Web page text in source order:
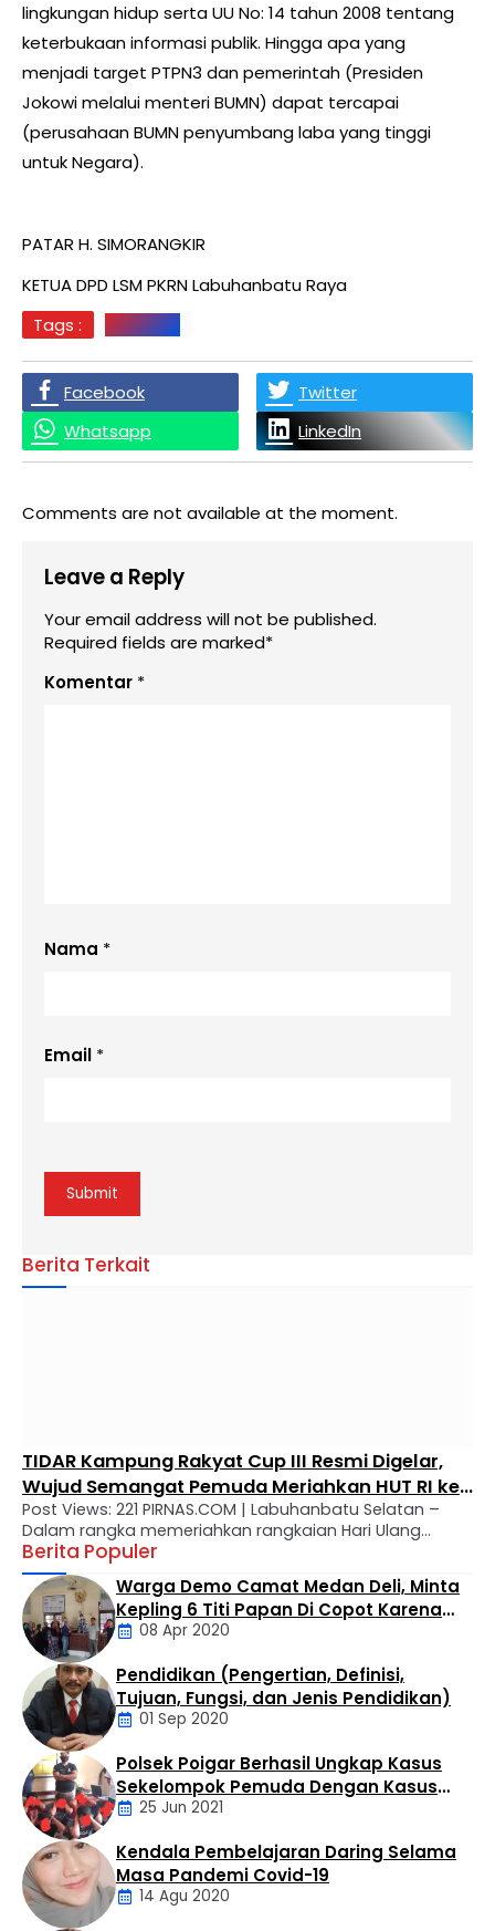
lingkungan hidup serta UU No: 14 tahun 2008 tentang
keterbukaan informasi publik. Hingga apa yang
menjadi target PTPN3 dan pemerintah (Presiden
Jokowi melalui menteri BUMN) dapat tercapai
(perusahaan BUMN penyumbang laba yang tinggi
untuk Negara).
PATAR H. SIMORANGKIR
KETUA DPD LSM PKRN Labuhanbatu Raya
Tags :
LSM PKRN
Facebook
Twitter
Whatsapp
LinkedIn
Comments are not available at the moment.
Leave a Reply
Your email address will not be published.
Required fields are marked*
Komentar *
Nama *
Email *
Berita Terkait
TIDAR Kampung Rakyat Cup III Resmi Digelar,
Wujud Semangat Pemuda Meriahkan HUT RI ke-
81 Desa Perkebunan Teluk Panji
Post Views: 221 PIRNAS.COM | Labuhanbatu Selatan –
Dalam rangka memeriahkan rangkaian Hari Ulang
Tahun (HUT) ke-81 Republik Indonesia, TIDAR Kampung
Rakyat kembali menggelar TIDAR Kampung Rakyat Cup
III – Trophy Edi Romansyah ke-5, turnamen sepak bola
antar dusun yang akan berlangsung di Desa
Perkebunan Teluk Panji, Kecamatan Kampung Rakyat,
Kabupaten Labuhanbatu Selatan. Turnamen ini …
Berita Populer
Daerah
Warga Demo Camat Medan Deli, Minta
Kepling 6 Titi Papan Di Copot Karena
Tak Perduli Sama Warganya
08 Apr 2020
Artikel
Pendidikan (Pengertian, Definisi,
Tujuan, Fungsi, dan Jenis Pendidikan)
01 Sep 2020
Daerah
Polsek Poigar Berhasil Ungkap Kasus
Sekelompok Pemuda Dengan Kasus
Pencabulan
25 Jun 2021
Kendala Pembelajaran Daring Selama
Masa Pandemi Covid-19
14 Agu 2020